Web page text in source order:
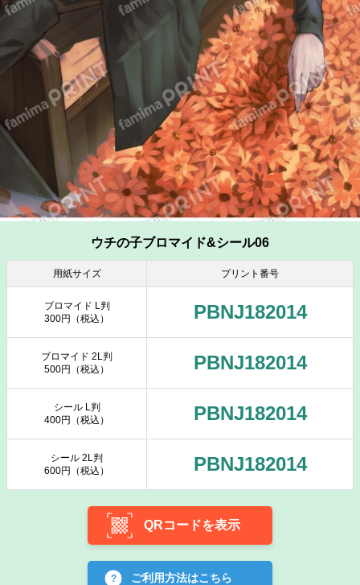
ウチの子ブロマイド&シール06
用紙サイズ プリント番号
ブロマイド L判
300円（税込）
PBNJ182014
ブロマイド 2L判
500円（税込）
PBNJ182014
シール L判
400円（税込）
PBNJ182014
シール 2L判
600円（税込）
PBNJ182014
QRコードを表示
ご利用方法はこちら